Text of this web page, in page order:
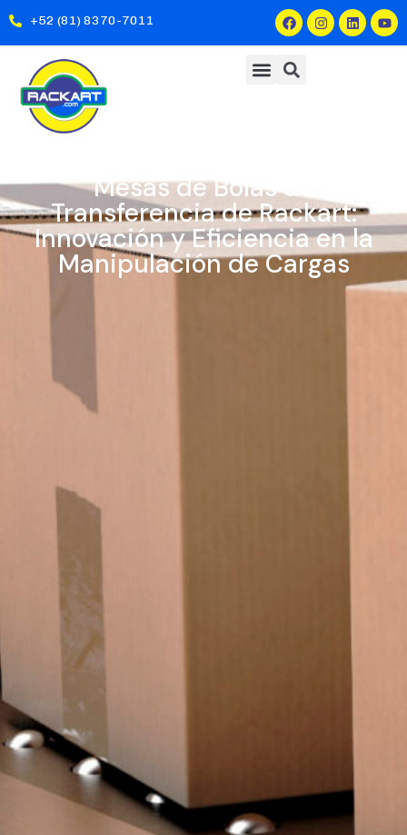
+52 (81) 8370-7011
Mesas de Bolas de
Transferencia de Rackart:
Innovación y Eficiencia en la
Manipulación de Cargas